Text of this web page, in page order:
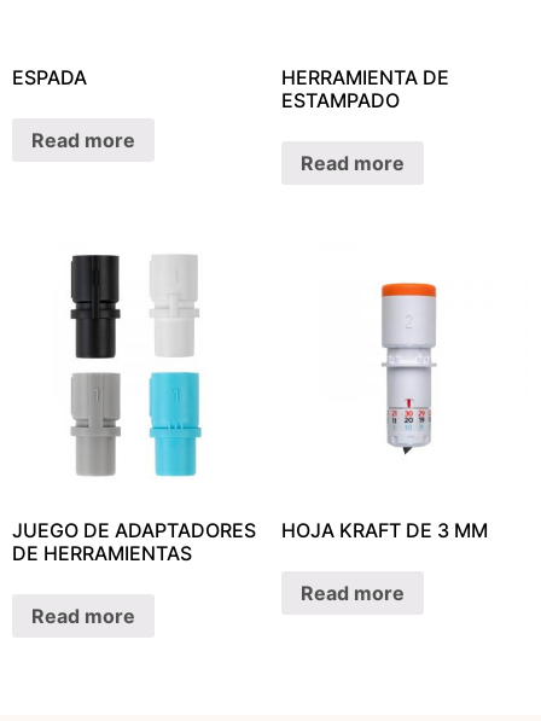
ESPADA
Read more
HERRAMIENTA DE
ESTAMPADO
Read more
JUEGO DE ADAPTADORES
DE HERRAMIENTAS
Read more
HOJA KRAFT DE 3 MM
Read more